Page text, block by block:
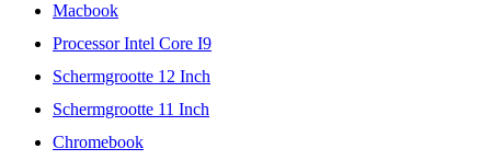
Macbook
Processor Intel Core I9
Schermgrootte 12 Inch
Schermgrootte 11 Inch
Chromebook